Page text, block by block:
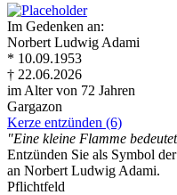
Im Gedenken an:
Norbert Ludwig Adami
* 10.09.1953
† 22.06.2026
im Alter von 72 Jahren
Gargazon
Kerze entzünden (6)
"Eine kleine Flamme
Entzünden Sie als Symbol
an Norbert Ludwig Adami.
Pflichtfeld